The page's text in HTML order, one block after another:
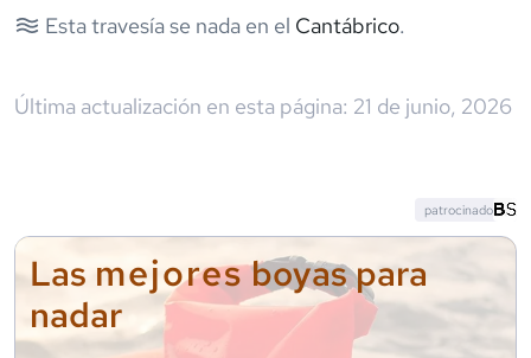
Esta travesía se nada en el Cantábrico.
Última actualización en esta página: 21 de junio, 2026
Las mejoresboyas para
nadar
patrocinado